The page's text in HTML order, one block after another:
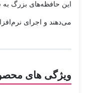
این حافظه‌های بزرگ به
می‌دهند و اجرای
ویژگی های